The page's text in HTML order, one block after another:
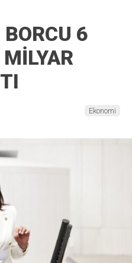
6
Ekonomi